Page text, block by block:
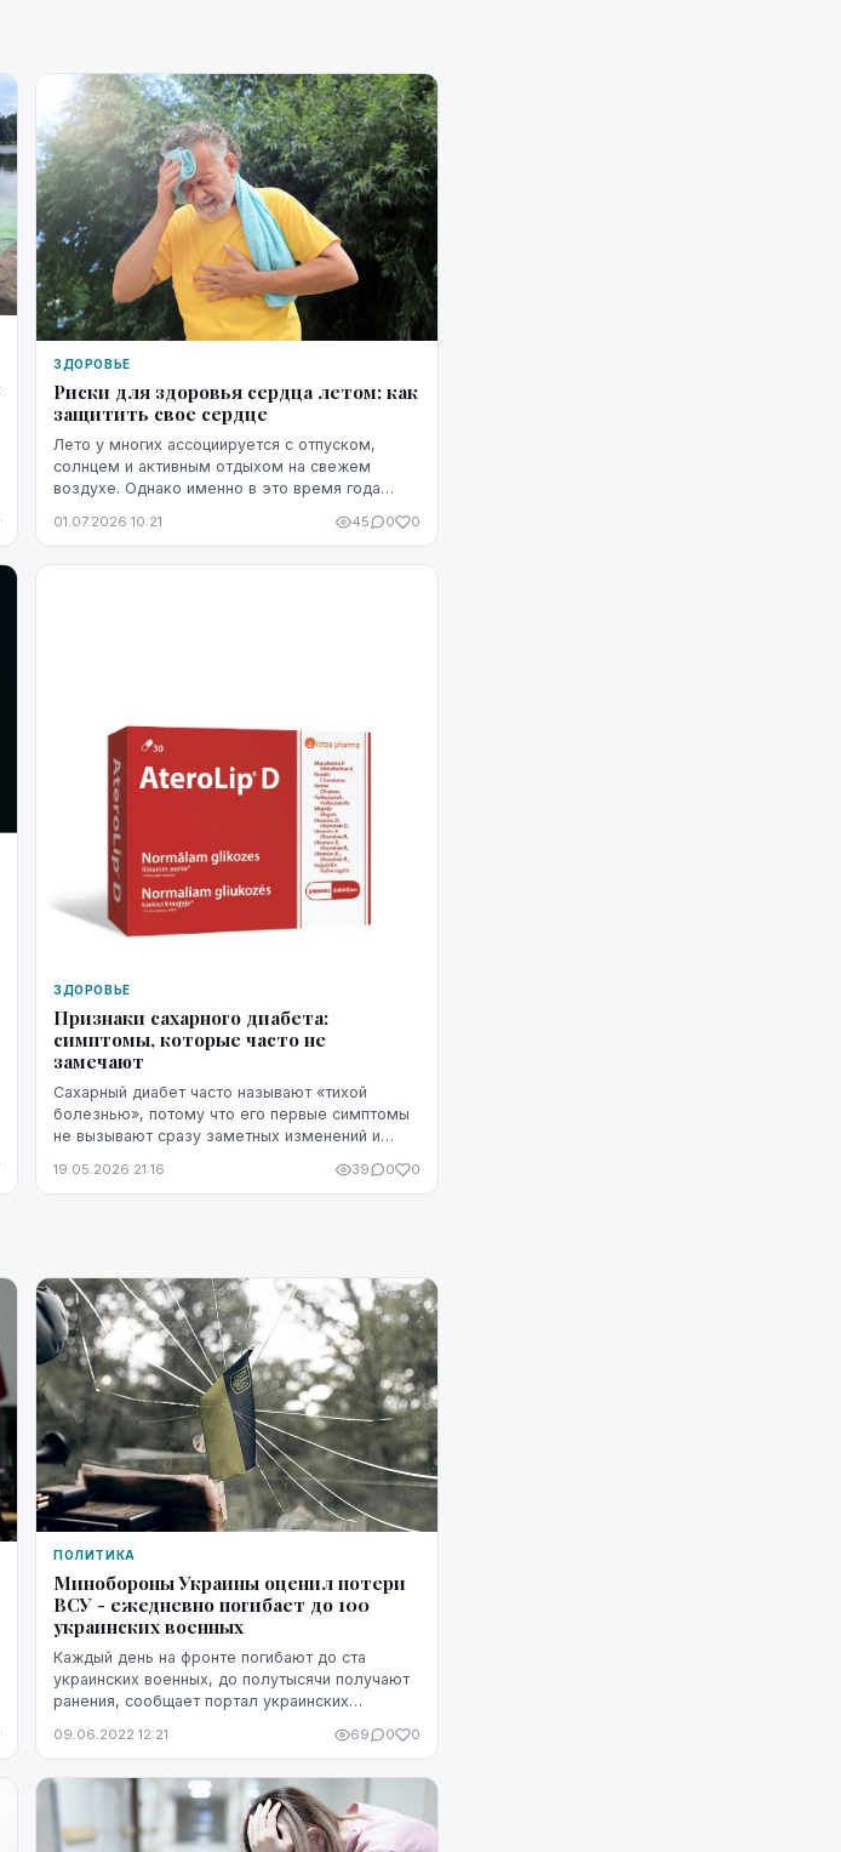
ЗДОРОВЬЕ
Риски для здоровья сердца летом: как
защитить свое сердце
Лето у многих ассоциируется с отпуском,
солнцем и активным отдыхом на свежем
воздухе. Однако именно в это время года
повышенной нагрузке. Жара, интенсивные физ...
01.07.2026 10:21 45 0 0
ЗДОРОВЬЕ
Признаки сахарного диабета:
симптомы, которые часто не
замечают
Сахарный диабет часто называют «тихой
болезнью», потому что его первые симптомы
не вызывают сразу заметных изменений и
со стрессом, недосыпом или процессами ...
19.05.2026 21:16 39 0 0
ПОЛИТИКА
Минобороны Украины оценил потери
ВСУ - ежедневно погибает до 100
украинских военных
Каждый день на фронте погибают до ста
украинских военных, до полутысячи получают
ранения, сообщает портал украинских
09.06.2022 12:21 69 0 0